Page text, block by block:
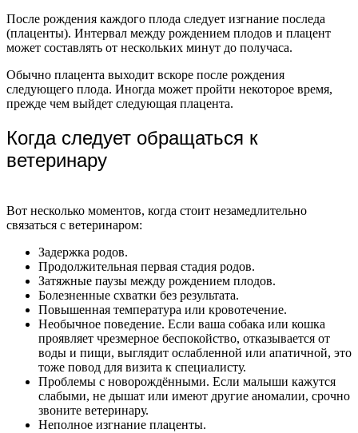
После рождения каждого плода следует изгнание последа
(плаценты). Интервал между рождением плодов и плацент
может составлять от нескольких минут до получаса.
Обычно плацента выходит вскоре после рождения
следующего плода. Иногда может пройти некоторое время,
прежде чем выйдет следующая плацента.
Когда следует обращаться к
ветеринару
Вот несколько моментов, когда стоит незамедлительно
связаться с ветеринаром:
Задержка родов.
Продолжительная первая стадия родов.
Затяжные паузы между рождением плодов.
Болезненные схватки без результата.
Повышенная температура или кровотечение.
Необычное поведение. Если ваша собака или кошка
проявляет чрезмерное беспокойство, отказывается от
воды и пищи, выглядит ослабленной или апатичной, это
тоже повод для визита к специалисту.
Проблемы с новорождёнными. Если малыши кажутся
слабыми, не дышат или имеют другие аномалии, срочно
звоните ветеринару.
Неполное изгнание плаценты.